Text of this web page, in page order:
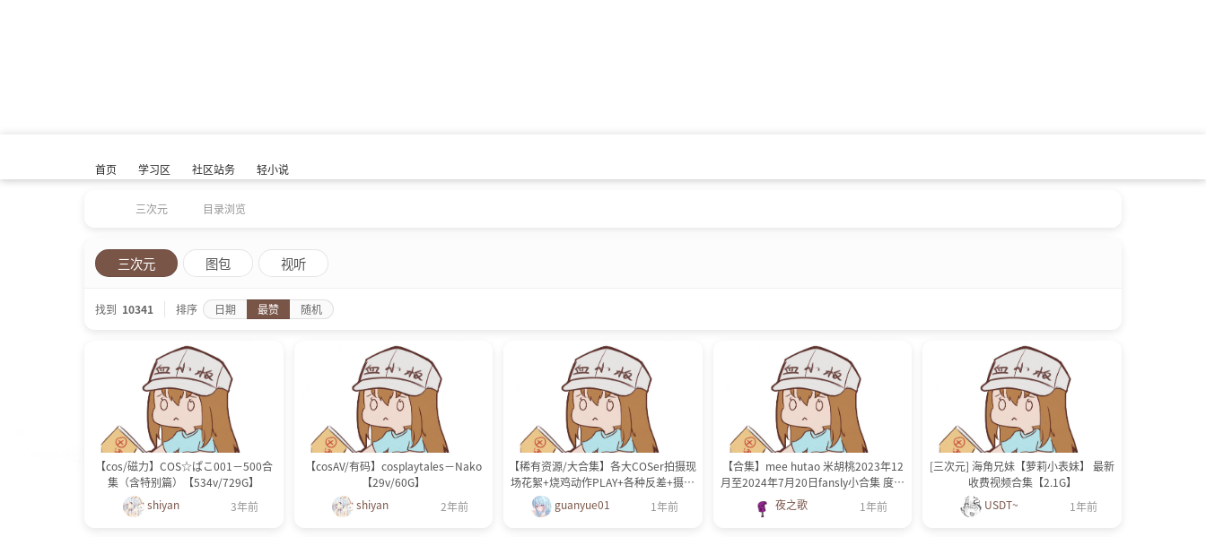
首页 学习区 社区站务 轻小说
三次元 目录浏览
三次元 图包 视听
找到 10341 排序 日期 最赞 随机
【cos/磁力】COS☆ぱこ001－500合
集（含特别篇）【534v/729G】
shiyan
3年前
【cosAV/有码】cosplaytales－Nako
【29v/60G】
shiyan
2年前
【稀有资源/大合集】各大COSer拍摄现
场花絮+烧鸡动作PLAY+各种反差+摄影
师互动短视频[176V]【9G】
guanyue01 1年前
【合集】mee hutao 米胡桃2023年12
月至2024年7月20日fansly小合集 度盘
（17V / 13G）
夜之歌 1年前
[三次元] 海角兄妹【萝莉小表妹】 最新
收费视频合集【2.1G】
USDT~
1年前